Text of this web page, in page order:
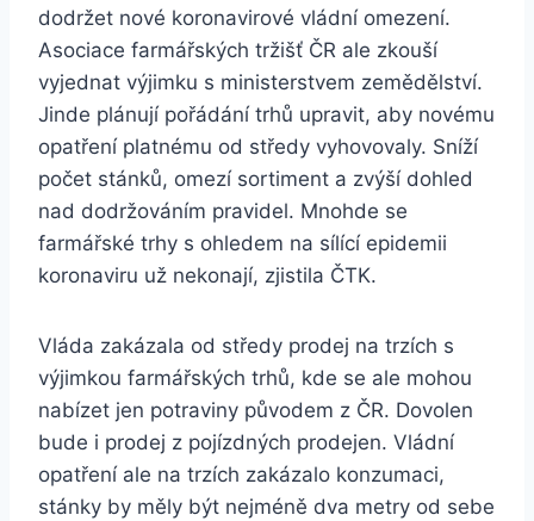
dodržet nové koronavirové vládní omezení.
Asociace farmářských tržišť ČR ale zkouší
vyjednat výjimku s ministerstvem zemědělství.
Jinde plánují pořádání trhů upravit, aby novému
opatření platnému od středy vyhovovaly. Sníží
počet stánků, omezí sortiment a zvýší dohled
nad dodržováním pravidel. Mnohde se
farmářské trhy s ohledem na sílící epidemii
koronaviru už nekonají, zjistila ČTK.
Vláda zakázala od středy prodej na trzích s
výjimkou farmářských trhů, kde se ale mohou
nabízet jen potraviny původem z ČR. Dovolen
bude i prodej z pojízdných prodejen. Vládní
opatření ale na trzích zakázalo konzumaci,
stánky by měly být nejméně dva metry od sebe